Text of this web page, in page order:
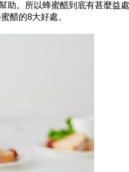
助。所以蜂蜜醋到底有甚麼益
醋的8大好處。